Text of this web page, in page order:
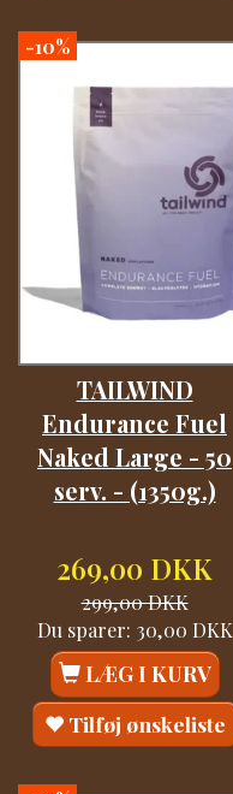
-10%
TAILWIND
Endurance Fuel
Naked Large - 50
serv. - (1350g.)
269,00 DKK
299,00 DKK
Du sparer: 30,00 DKK
LÆG I KURV
Tilføj ønskeliste